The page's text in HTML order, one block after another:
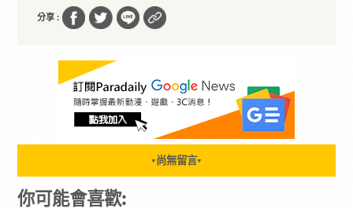
分享 :
▼ 尚無留言▼
你可能會喜歡: